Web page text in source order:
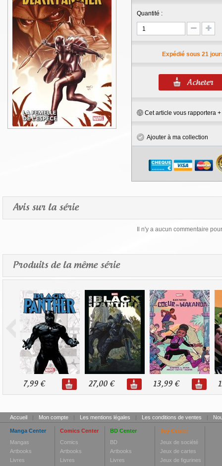
Quantité :
Expédié sous 21
Cet article vous rapportera +
Ajouter à ma collection
Avis sur la série
Il n'y a aucun commentaire
Produits de la même série
7,99 € 27,00 € 13,99 €
Accueil | Mon compte | Les mentions légales | Les conditions de ventes |
Manga Center
Mangas
Artbooks
Livres
Comics Center
Comics
Artbooks
Livres
BD Center
BD
Artbooks
Livres
Toy Center
Jeux de société
Jeux de cartes
Jeux de figurines